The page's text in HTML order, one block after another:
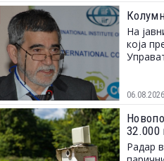
На
која
06.08.2026
Радар